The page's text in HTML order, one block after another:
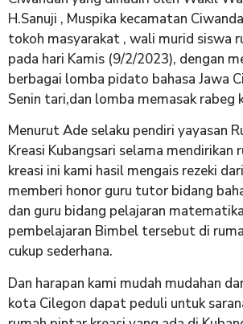
H.Sanuji , Muspika kecamatan
tokoh masyarakat , wali murid siswa
pada hari Kamis (9/2/2023), dengan
berbagai lomba pidato bahasa Jawa
Senin tari,dan lomba memasak rabeg
Menurut Ade selaku pendiri yayasan
Kreasi Kubangsari selama mendirikan
kreasi ini kami hasil mengais rezeki
memberi honor guru tutor bidang
dan guru bidang pelajaran
pembelajaran Bimbel tersebut di
cukup sederhana.
Dan harapan kami mudah mudahan
kota Cilegon dapat peduli untuk